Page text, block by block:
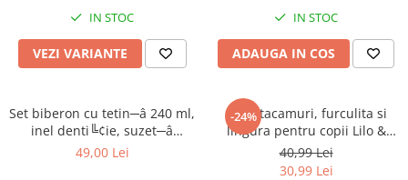
IN STOC
VEZI VARIANTE
IN STOC
ADAUGA IN COS
Set biberon cu tetin─â 240 ml,
inel denti╚¢ie, suzet─â
ortodontic─â ╚Öi suport
49,00 Lei
-24%
Set 2 tacamuri, furculita si
lingura pentru copii Lilo &
Stitch 15.5 cm
40,99 Lei
30,99 Lei